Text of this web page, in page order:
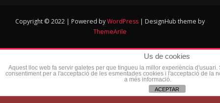
Copyright © 2022 | Powered byWordPress | DesignHub theme by
ThemeArile
Us de cookies
Aquest lloc web fa servir galetes per que tingueu la millor experiència
consentiment per a l'acceptació de les esmentades cookies i l'acceptació de la
a més informació.
ACEPTAR